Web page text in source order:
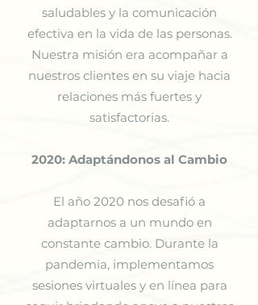
saludables y la comunicación
efectiva en la vida de las personas.
Nuestra misión era acompañar a
nuestros clientes en su viaje hacia
relaciones más fuertes y
satisfactorias.
2020: Adaptándonos al Cambio
El año 2020 nos desafió a
adaptarnos a un mundo en
constante cambio. Durante la
pandemia, implementamos
sesiones virtuales y en línea para